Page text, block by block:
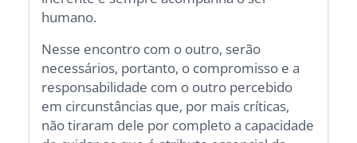
humano.
Nesse encontro com o outro, serão
necessários, portanto, o compromisso e a
responsabilidade com o outro percebido
em circunstâncias que, por mais críticas,
não tiraram dele por completo a capacidade